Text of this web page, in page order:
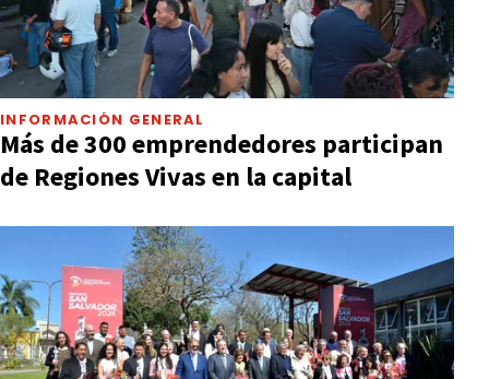
INFORMACIÓN GENERAL
Más de 300 emprendedores participan
de Regiones Vivas en la capital